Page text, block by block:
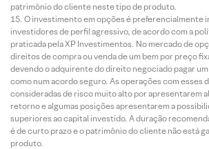
patrimônio do cliente neste tipo de produto.
O investimento em opções é preferencialmente
investidores de perfil agressivo, de acordo com a
praticada pela XP Investimentos. No mercado de
direitos de compra ou venda de um bem por preço
devendo o adquirente do direito negociado pagar
como num acordo seguro. As operações com esses
consideradas de risco muito alto por apresentarem
retorno e algumas posições apresentarem a
superiores ao capital investido. A duração
é de curto prazo e o patrimônio do cliente não está
produto.